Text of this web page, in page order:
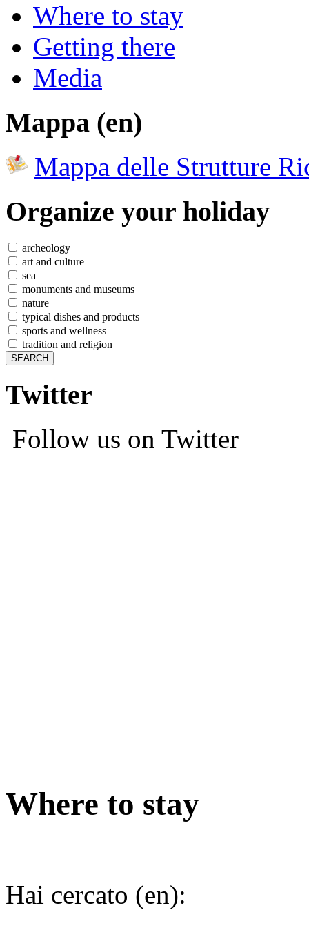
Where to stay
Getting there
Media
Mappa (en)
Mappa delle Strutture
Organize your holiday
archeology
art and culture
sea
monuments and museums
nature
typical dishes and products
sports and wellness
tradition and religion
Twitter
Follow us on Twitter
Where to stay
Hai cercato (en):